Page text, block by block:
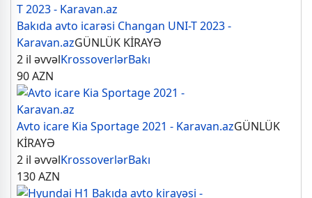
Bakıda avto icarəsi Changan UNI-T 2023 -
Karavan.azGÜNLÜK KİRAYƏ
2 il əvvəlKrossoverlərBakı
90AZN
Avto icare Kia Sportage 2021 - Karavan.azGÜNLÜK
KİRAYƏ
2 il əvvəlKrossoverlərBakı
130AZN